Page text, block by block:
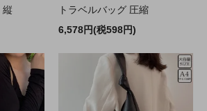
縦
トラベルバッグ 圧縮
6,578円(税598円)